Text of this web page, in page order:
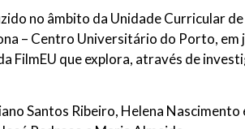
no âmbito da Unidade Curricular
– Centro Universitário do Porto,
FilmEU que explora, através de
Santos Ribeiro, Helena Nascimento